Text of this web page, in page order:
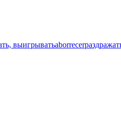
выигрыватьaborrecer